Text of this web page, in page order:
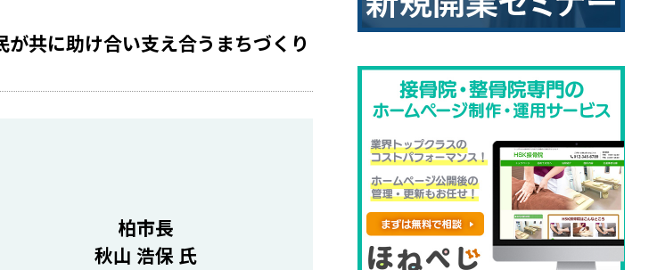
共に助け合い支え合うまちづくり
柏市長
秋山 浩保 氏